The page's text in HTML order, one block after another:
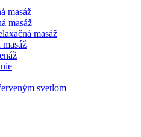
masáž
masáž
masáž
masáž
svetlom